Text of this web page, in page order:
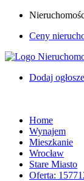
Ceny
Dodaj
Home
Wynajem
Mieszkanie
Wrocław
Stare Miasto
Oferta: